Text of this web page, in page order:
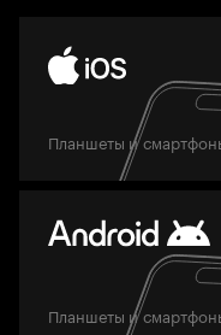
Планшеты и
Планшеты и